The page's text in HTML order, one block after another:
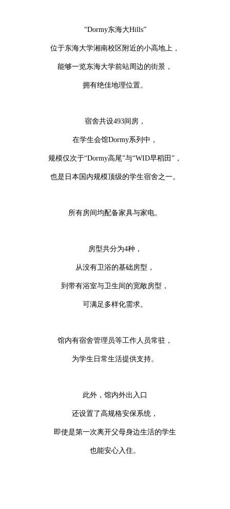
“Dormy东海大Hills”
位于东海大学湘南校区附近的小高地上，
能够一览东海大学前站周边的街景，
拥有绝佳地理位置。
宿舍共设493间房，
在学生会馆Dormy系列中，
规模仅次于“Dormy高尾”与“WID早稻田”，
也是日本国内规模顶级的学生宿舍之一。
所有房间均配备家具与家电。
房型共分为4种，
从没有卫浴的基础房型，
到带有浴室与卫生间的宽敞房型，
可满足多样化需求。
馆内有宿舍管理员等工作人员常驻，
为学生日常生活提供支持。
此外，馆内外出入口
还设置了高规格安保系统，
即使是第一次离开父母身边生活的学生
也能安心入住。